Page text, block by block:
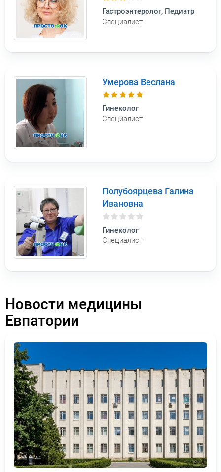
Гастроэнтеролог, Педиатр
Специалист
Умерова Веслана
Гинеколог
Специалист
Полубоярцева Галина
Ивановна
Гинеколог
Специалист
Новости медицины
Евпатории